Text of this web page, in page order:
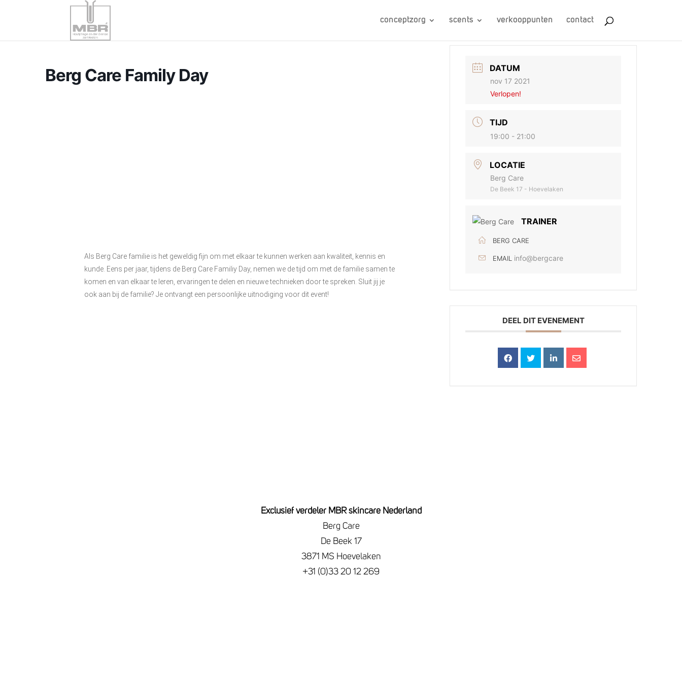
conceptzorg scents verkooppunten contact
Berg Care Family Day
Als Berg Care familie is het geweldig fijn om met elkaar te kunnen werken aan kwaliteit, kennis en
kunde. Eens per jaar, tijdens de Berg Care Familiy Day, nemen we de tijd om met de familie samen te
komen en van elkaar te leren, ervaringen te delen en nieuwe technieken door te spreken. Sluit jij je
ook aan bij de familie? Je ontvangt een persoonlijke uitnodiging voor dit event!
DATUM
nov 17 2021
Verlopen!
TIJD
19:00 - 21:00
LOCATIE
Berg Care
De Beek 17 - Hoevelaken
TRAINER
BERG CARE
EMAIL info@bergcare
DEEL DIT EVENEMENT
Exclusief verdeler MBR skincare Nederland
Berg Care
De Beek 17
3871 MS Hoevelaken
+31 (0)33 20 12 269